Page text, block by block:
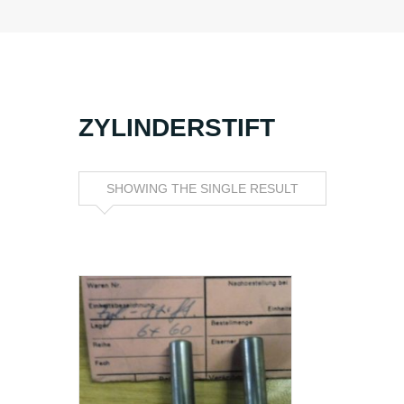
ZYLINDERSTIFT
SHOWING THE SINGLE RESULT